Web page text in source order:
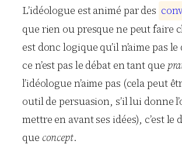
L’idéologue est animé par des con
que rien ou presque ne peut faire
est donc logique qu’il n’aime pas
ce n’est pas le débat en tant que
l’idéologue n’aime pas (cela peut
outil de persuasion, s’il lui donne
mettre en avant ses idées), c’est le
que concept.